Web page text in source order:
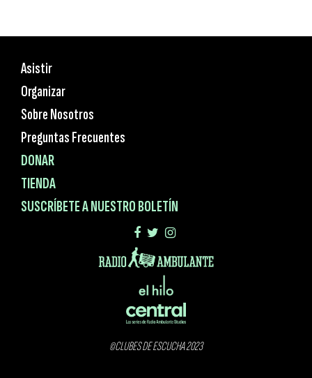
Asistir
Organizar
Sobre Nosotros
Preguntas Frecuentes
DONAR
TIENDA
SUSCRÍBETE A NUESTRO BOLETÍN
©CLUBES DE ESCUCHA 2023